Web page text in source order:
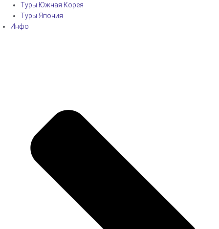
Туры Южная Корея
Туры Япония
Инфо